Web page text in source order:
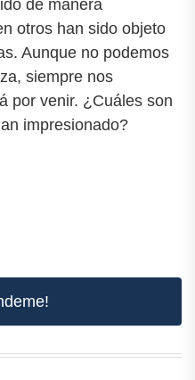
de manera
otros han sido objeto
Aunque no podemos
siempre nos
por venir. ¿Cuáles son
impresionado?